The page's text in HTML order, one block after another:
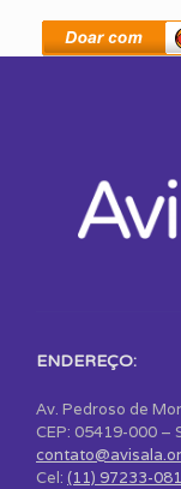
ENDEREÇO:
Av. Pedroso de
CEP: 05419-000 –
Cel: (11) 97233-